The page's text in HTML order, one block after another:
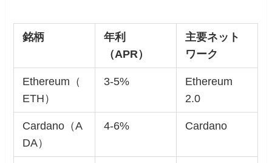
銘柄
年利
（APR）
主要ネット
ワーク
Ethereum（
ETH）
3-5%
Ethereum
2.0
Cardano（A
DA）
4-6% Cardano